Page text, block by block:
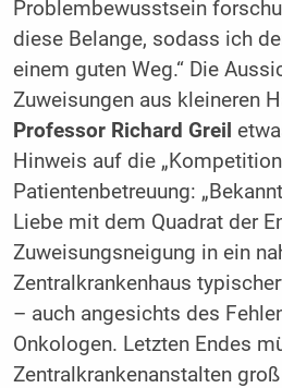
Problembewusstsein
diese Belange, sodass ich
einem guten Weg.“ Die
Zuweisungen aus kleineren
Professor Richard Greil
Hinweis auf die
Patientenbetreuung:
Liebe mit dem Quadrat der
Zuweisungsneigung in ein
Zentralkrankenhaus
– auch angesichts des
Onkologen. Letzten Endes
Zentralkrankenanstalten